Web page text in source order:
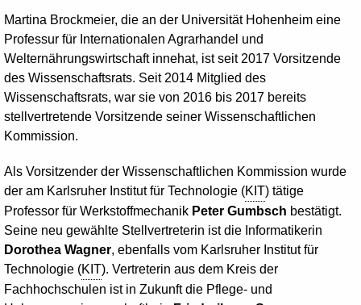
Martina Brockmeier, die an der Universität Hohenheim eine
Professur für Internationalen Agrarhandel und
Welternährungswirtschaft innehat, ist seit 2017 Vorsitzende
des Wissenschaftsrats. Seit 2014 Mitglied des
Wissenschaftsrats, war sie von 2016 bis 2017 bereits
stellvertretende Vorsitzende seiner Wissenschaftlichen
Kommission.
Als Vorsitzender der Wissenschaftlichen Kommission wurde
der am Karlsruher Institut für Technologie (KIT) tätige
Professor für Werkstoffmechanik Peter Gumbsch bestätigt.
Seine neu gewählte Stellvertreterin ist die Informatikerin
Dorothea Wagner, ebenfalls vom Karlsruher Institut für
Technologie (KIT). Vertreterin aus dem Kreis der
Fachhochschulen ist in Zukunft die Pflege- und